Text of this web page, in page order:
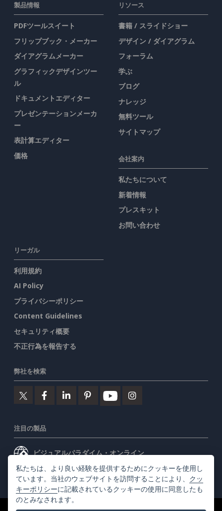
製品情報
PDFツールスイート
フリップブック・メーカー
ダイアグラムメーカー
グラフィックデザインツー
ル
ドキュメントエディター
プレゼンテーションメーカ
ー
表計算エディター
価格
リソース
書籍 / スライドショー
デザイン / ダイアグラム
フォーラム
学ぶ
ブログ
ナレッジ
無料ツール
サイトマップ
会社案内
私たちについて
新着情報
プレスキット
お問い合わせ
リーガル
利用規約
AI Policy
プライバシーポリシー
Content Guidelines
セキュリティ概要
不正行為を報告する
弊社を検索
注目の製品
ビジュアルパラダイム・オンライン
ビジュアルパラダイムデスクトップ
私たちは、より良い経験を提供するためにクッキーを使用し
ています。当社のウェブサイトを訪問することにより、 クッ
キーポリシーに記載されているクッキーの使用に同意したも
のとみなされます。